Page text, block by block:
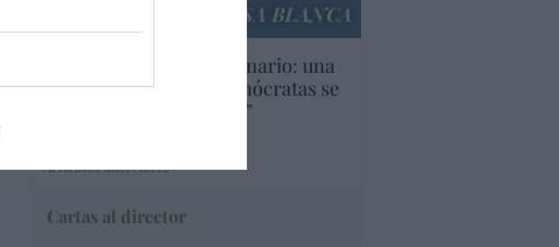
LA CASA BLANCA
EEUU. Inquietante escenario: una
tercera parte de los demócratas se
define como “socialista”
Artículos anteriores
Cartas al director